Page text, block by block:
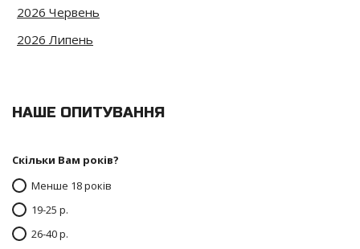
2026 Червень
2026 Липень
НАШЕ ОПИТУВАННЯ
Скільки Вам років?
Менше 18 років
19-25 р.
26-40 р.